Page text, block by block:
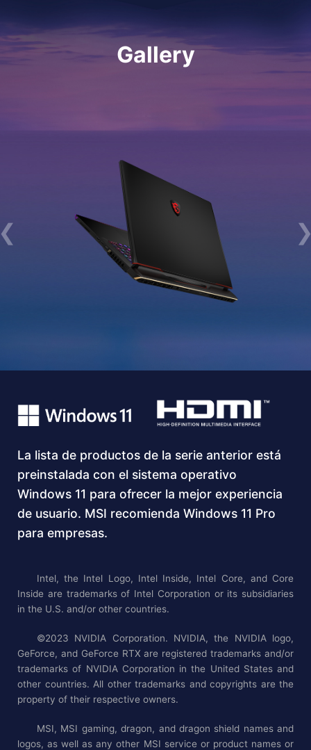
Gallery
La lista de productos de la serie anterior está
preinstalada con el sistema operativo
Windows 11 para ofrecer la mejor experiencia
de usuario. MSI recomienda Windows 11 Pro
para empresas.
Intel, the Intel Logo, Intel Inside, Intel Core, and Core
Inside are trademarks of Intel Corporation or its subsidiaries
in the U.S. and/or other countries.
©2023 NVIDIA Corporation. NVIDIA, the NVIDIA logo,
GeForce, and GeForce RTX are registered trademarks and/or
trademarks of NVIDIA Corporation in the United States and
other countries. All other trademarks and copyrights are the
property of their respective owners.
MSI, MSI gaming, dragon, and dragon shield names and
logos, as well as any other MSI service or product names or